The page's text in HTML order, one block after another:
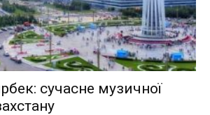
сучасне музичної